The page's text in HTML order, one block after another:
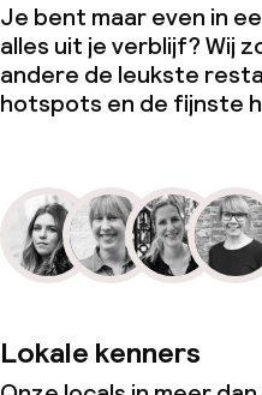
Je bent maar even in
alles uit je verblijf? Wij
andere de leukste
hotspots en de fijnste
Lokale kenners